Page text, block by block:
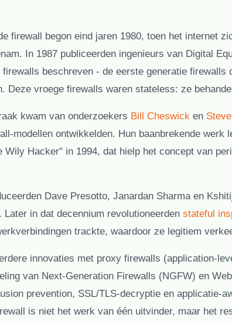
firewall begon eind jaren 1980, toen het internet
In 1987 publiceerden ingenieurs van Digital
firewalls beschreven - de eerste generatie
Deze vroege firewalls waren stateless: ze
kwam van onderzoekers Bill Cheswick en
modellen ontwikkelden. Hun baanbrekende werk
Wily Hacker" in 1994, dat hielp het concept van
Dave Presotto, Janardan Sharma en
. Later in dat decennium revolutioneerden stateful
trackte, waardoor ze legitiem
innovaties met proxy firewalls (application-
van Next-Generation Firewalls (NGFW) en
prevention, SSL/TLS-decryptie en applicatie-
is niet het werk van één uitvinder, maar het